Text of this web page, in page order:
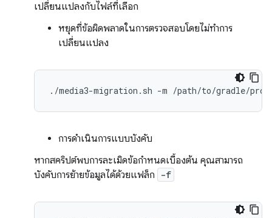
เปลี่ยนแปลงกับไฟล์ที่เลือก
หยุดที่ข้อผิดพลาดในการตรวจสอบโดยไม่ทำการ
เปลี่ยนแปลง
./media3-migration.sh -m
การดำเนินการแบบบังคับ
หากสคริปต์พบการละเมิดข้อกำหนดเบื้องต้น คุณสามารถ
บังคับการย้ายข้อมูลได้ด้วยแฟล็ก
-f